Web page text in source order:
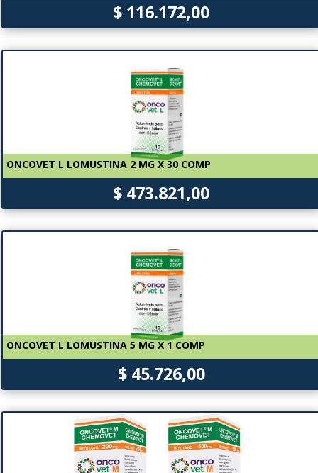
$ 116.172,00
ONCOVET L LOMUSTINA 2 MG X 30 COMP
$ 473.821,00
ONCOVET L LOMUSTINA 5 MG X 1 COMP
$ 45.726,00